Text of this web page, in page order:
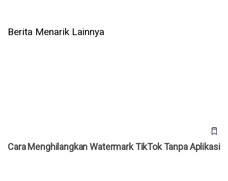
Berita Menarik Lainnya
Cara Menghilangkan Watermark TikTok Tanpa Aplikasi